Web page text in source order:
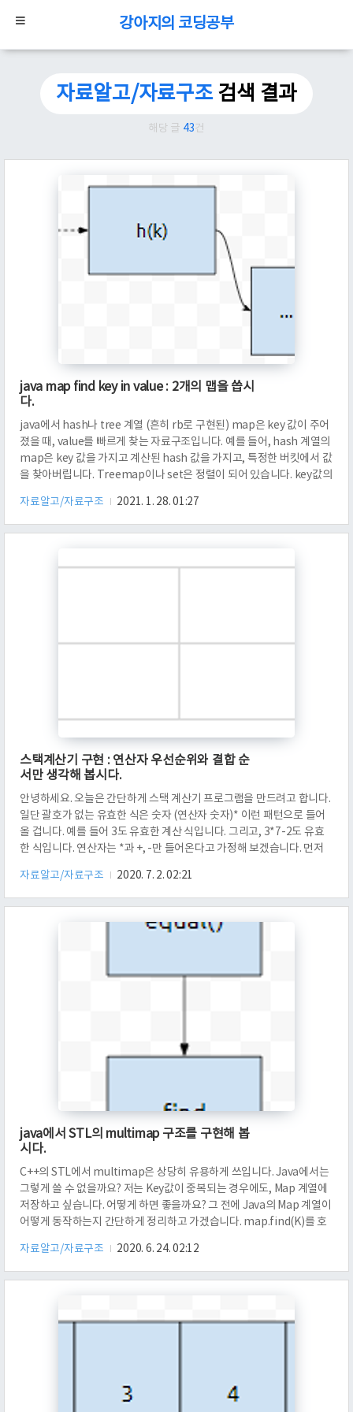
강아지의 코딩공부
자료알고/자료구조 검색 결과
해당 글 43건
java map find key in value : 2개의 맵을 씁시
다.
java에서 hash나 tree 계열 (흔히 rb로 구현된) map은 key 값이 주어
졌을 때, value를 빠르게 찾는 자료구조입니다. 예를 들어, hash 계열의
map은 key 값을 가지고 계산된 hash 값을 가지고, 특정한 버킷에서 값
을 찾아버립니다. Treemap이나 set은 정렬이 되어 있습니다. key값의
잡도로 찾기 연산을 수행할 수 있습니다. 문제는, 이런 경우입니다. 값을
기준으로 키도 빠르게 찾아내려면 어떻게 해야 할까요? TreeMap이나
자료알고/자료구조 2021. 1. 28. 01:27
스택계산기 구현 : 연산자 우선순위와 결합 순
서만 생각해 봅시다.
안녕하세요. 오늘은 간단하게 스택 계산기 프로그램을 만드려고 합니다.
일단 괄호가 없는 유효한 식은 숫자 (연산자 숫자)* 이런 패턴으로 들어
올 겁니다. 예를 들어 3도 유효한 계산 식입니다. 그리고, 3*7-2도 유효
한 식입니다. 연산자는 *과 +, -만 들어온다고 가정해 보겠습니다. 먼저
*의 priority를 0으로, +과 -를 1로 설정하였습니다. 11번째 줄이 그러
한 일을 수행합니다. 그리고, ArrayList인 num과 op는, 수식으로부터
들어왔다면, num에는 2, 3, 7 순서대로 들어가고, op에는 -와 +이 순서
자료알고/자료구조 2020. 7. 2. 02:21
java에서 STL의 multimap 구조를 구현해 봅
시다.
C++의 STL에서 multimap은 상당히 유용하게 쓰입니다. Java에서는
그렇게 쓸 수 없을까요? 저는 Key값이 중복되는 경우에도, Map 계열에
저장하고 싶습니다. 어떻게 하면 좋을까요? 그 전에 Java의 Map 계열이
어떻게 동작하는지 간단하게 정리하고 가겠습니다. map.find(K)를 호
을 찾는 구조입니다. 그러면, 자료구조에서 Key가 K인 것을 찾는데, 이
작업을 하기 위해 내부적으로 호출되는 메서드가 equals입니다.
라고 해 보겠습니다. Key dupli..
자료알고/자료구조 2020. 6. 24. 02:12